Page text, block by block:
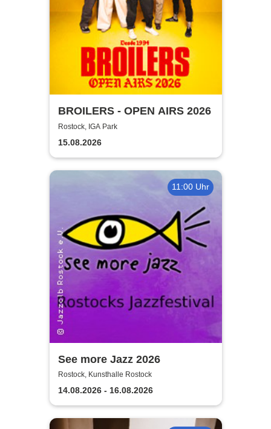
BROILERS - OPEN AIRS 2026
Rostock, IGA Park
15.08.2026
11:00 Uhr
See more Jazz 2026
Rostock, Kunsthalle Rostock
14.08.2026 - 16.08.2026